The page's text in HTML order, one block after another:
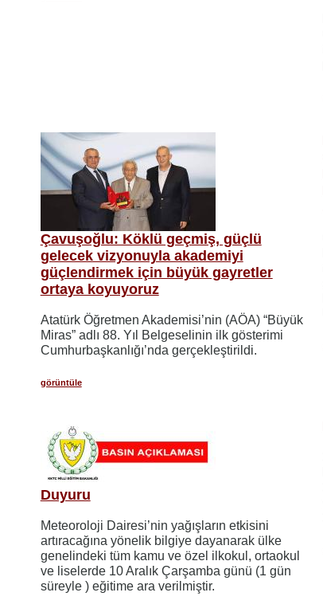
Çavuşoğlu: Köklü geçmiş, güçlü
gelecek vizyonuyla akademiyi
güçlendirmek için büyük gayretler
ortaya koyuyoruz
Atatürk Öğretmen Akademisi’nin (AÖA) “Büyük
Miras” adlı 88. Yıl Belgeselinin ilk gösterimi
Cumhurbaşkanlığı’nda gerçekleştirildi.
görüntüle
Duyuru
Meteoroloji Dairesi’nin yağışların etkisini
artıracağına yönelik bilgiye dayanarak ülke
genelindeki tüm kamu ve özel ilkokul, ortaokul
ve liselerde 10 Aralık Çarşamba günü (1 gün
süreyle ) eğitime ara verilmiştir.